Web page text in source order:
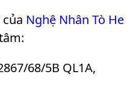
Nghệ Nhân Tò He
68/5B QL1A,